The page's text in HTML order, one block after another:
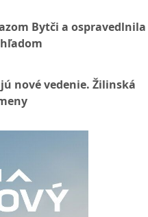
Bytči a ospravedlnila
nové vedenie. Žilinská